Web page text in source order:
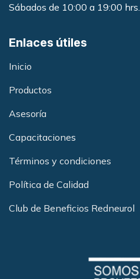
Sábados de 10:00 a 19:00 hrs.
Enlaces útiles
Inicio
Productos
Asesoría
Capacitaciones
Términos y condiciones
Política de Calidad
Club de Beneficios Redneurol